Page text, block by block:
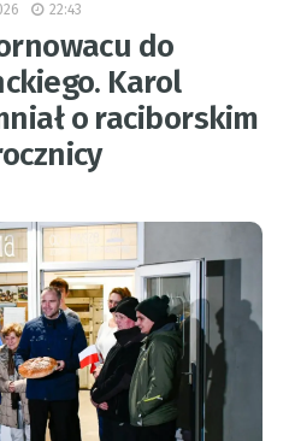
22:43
do
Karol
o raciborskim